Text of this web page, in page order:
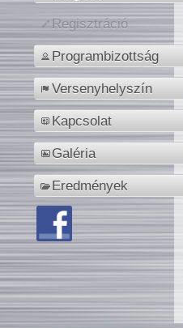
Regisztráció
Programbizottság
Versenyhelyszín
Kapcsolat
Galéria
Eredmények